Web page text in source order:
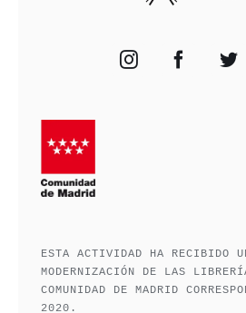
ESTA ACTIVIDAD HA RECIBIDO
MODERNIZACIÓN DE LAS
COMUNIDAD DE MADRID
2020.